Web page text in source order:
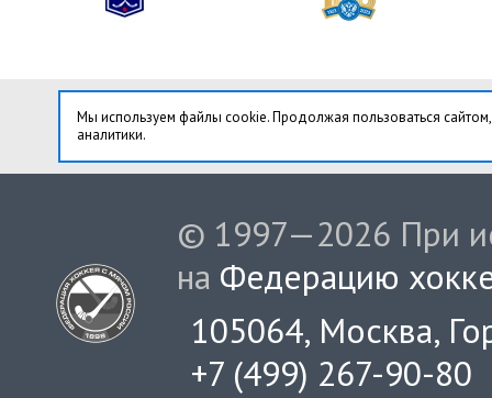
Мы используем файлы cookie. Продолжая пользоваться
аналитики.
© 1997—2026 При
на Федерацию
105064, Москва,
+7 (499) 267-90-80